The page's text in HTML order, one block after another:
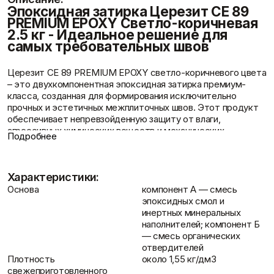
Пленки
Скотчи/Ленты
Показать больше
Фасадные сетки
Показать больше
Теплоизоляция
Минеральная вата
Пенопласт
Пенополистирол
Показать больше
Цементные
растворы
Цемент
Цпс
Штукатурки
Выравнивающие
штукатурки и смеси
Декоративные
штукатурки
Показать больше
Отзывы
Контакты
Эпоксидная затирка Церезит CE 89
PREMIUM EPOXY Светло-коричневая
2.5 кг - Идеальное решение для
самых требовательных швов
Церезит CE 89 PREMIUM EPOXY светло-коричневого цвета
– это двухкомпонентная эпоксидная затирка премиум-
класса, созданная для формирования исключительно
прочных и эстетичных межплиточных швов. Этот продукт
обеспечивает непревзойденную защиту от влаги,
агрессивных химических веществ и механических
воздействий, что делает его идеальным выбором для
гигиеничности. Светло-коричневый оттенок затирки
Церезит CE 89 PREMIUM EPOXYпрекрасно сочетается с
широкой палитрой плитки, создавая элегантное и
Преимущества эпоксидной затирки Церезит
Универсальность применения: подходит для затирки
швов плитки из керамики, керамогранита, мозаики,
Подробнее
Характеристики:
Основа
компонент А — смесь
эпоксидных смол и
инертных минеральных
наполнителей; компонент Б
— смесь органических
отвердителей
Плотность
свежеприготовленного
около 1,55 кг/дм3